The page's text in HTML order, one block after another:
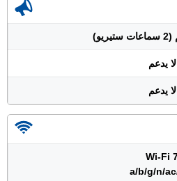
لا يدعم
لا يدعم